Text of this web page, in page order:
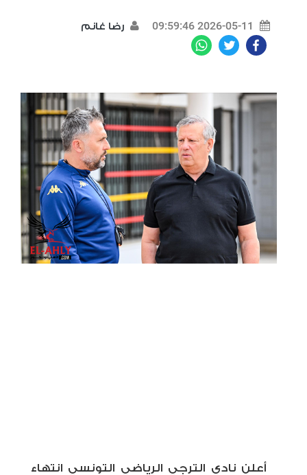
2026-05-11 09:59:46 رضا غانم
Facebook
Twitter
أعلن نادي الترجي الرياضي التونسي انتهاء